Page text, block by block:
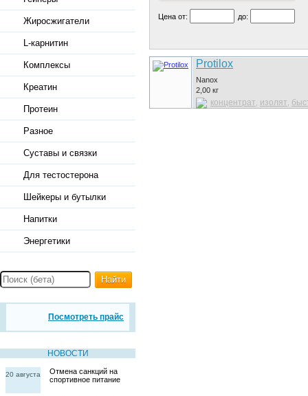
Жиросжигатели
L-карнитин
Комплексы
Креатин
Протеин
Разное
Суставы и связки
Для тестостерона
Шейкеры и бутылки
Напитки
Энергетики
Найти
Посмотреть прайс
НОВОСТИ
20 августа
Отмена санкций на
спортивное питание
Цена от: до:
Protilox
Nanox
2,00 кг
концентрат изолят